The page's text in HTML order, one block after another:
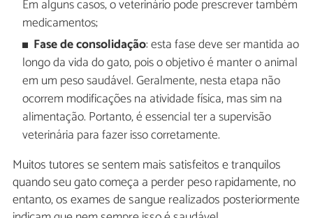
Em alguns casos, o veterinário pode prescrever também
medicamentos;
Fase de consolidação: esta fase deve ser mantida ao
longo da vida do gato, pois o objetivo é manter o animal
em um peso saudável. Geralmente, nesta etapa não
ocorrem modificações na atividade física, mas sim na
alimentação. Portanto, é essencial ter a supervisão
veterinária para fazer isso corretamente.
Muitos tutores se sentem mais satisfeitos e tranquilos
quando seu gato começa a perder peso rapidamente, no
entanto, os exames de sangue realizados posteriormente